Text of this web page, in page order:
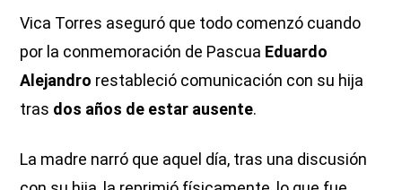
Vica Torres aseguró que todo comenzó cuando
por la conmemoración de Pascua Eduardo
Alejandro restableció comunicación con su hija
tras dos años de estar ausente.
La madre narró que aquel día, tras una discusión